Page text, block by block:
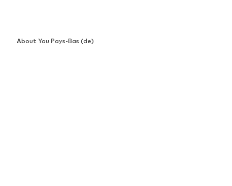
About You Pays-Bas (de)